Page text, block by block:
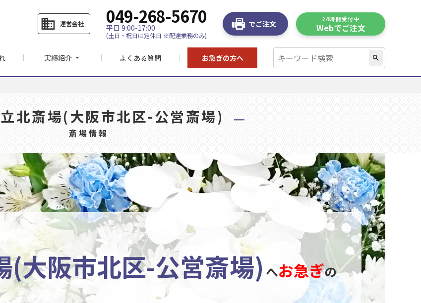
business 運営会社 049-268-5670
平日 9:00-17:00
(土日・祝日は定休日 ※配達業務のみ)
でご注文
24時間受付中
Webでご注文
search
実績紹介 arrow_drop_down よくある質問 お急ぎの方へ
北斎場(大阪市北区-公営斎場)
斎場情報
(大阪市北区-公営斎場) へお急ぎの